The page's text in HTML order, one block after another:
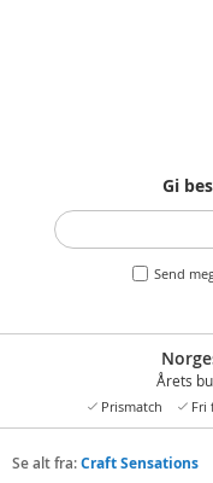
Gi
Send
Årets
Prismatch Fri
Se alt fra:Craft Sensations